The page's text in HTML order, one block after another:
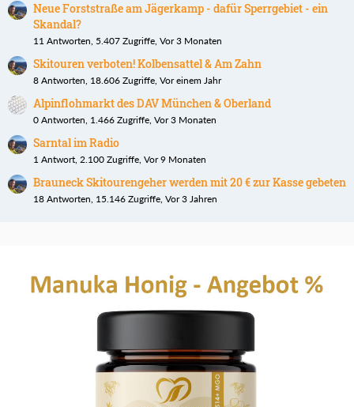
Neue Forststraße am Jägerkamp - dafür Sperrgebiet - ein
Skandal?
11 Antworten, 5.407 Zugriffe, Vor 3 Monaten
Skitouren verboten! Kolbensattel & Am Zahn
8 Antworten, 18.606 Zugriffe, Vor einem Jahr
Alpinflohmarkt des DAV München & Oberland
0 Antworten, 1.466 Zugriffe, Vor 3 Monaten
Sarntal im Radio
1 Antwort, 2.100 Zugriffe, Vor 9 Monaten
Brauneck Skitourengeher werden mit 20 € zur Kasse gebeten
18 Antworten, 15.146 Zugriffe, Vor 3 Jahren